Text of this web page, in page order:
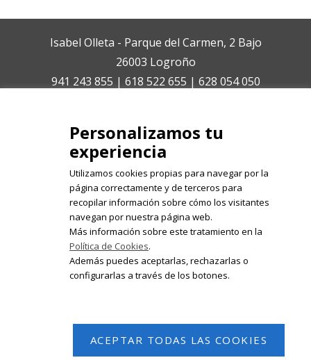
Isabel Olleta - Parque del Carmen, 2 Bajo
26003 Logroño
941 243 855 | 618 522 655 | 628 054 050
Registrate en nuestro boletín de
noticias
Personalizamos tu
experiencia
Utilizamos cookies propias para navegar por la
página correctamente y de terceros para
recopilar información sobre cómo los visitantes
navegan por nuestra página web.
Más información sobre este tratamiento en la
Política de Cookies.
Además puedes aceptarlas, rechazarlas o
configurarlas a través de los botones.
ACEPTAR TODAS LAS COOKIES